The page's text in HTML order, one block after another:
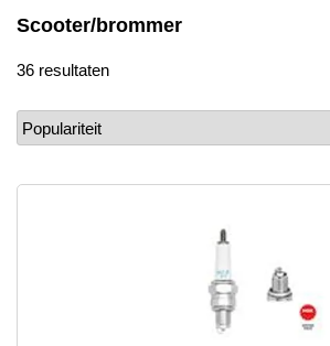
Scooter/brommer
36 resultaten